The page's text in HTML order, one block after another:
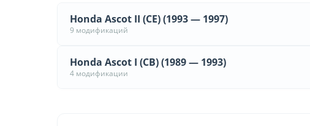
Honda Ascot II (CE) (1993 — 1997)
9 модификаций
Honda Ascot I (CB) (1989 — 1993)
4 модификации